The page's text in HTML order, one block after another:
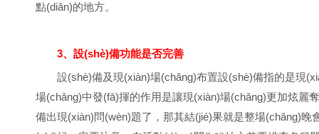
點(diǎn)的地方。
3、設(shè)備功能是否完善
設(shè)備及現(xiàn)場(chǎng)布置設(shè)備指的是現
場(chǎng)中發(fā)揮的作用是讓現(xiàn)場(chǎng)更加炫麗
備出現(xiàn)問(wèn)題了，那其結(jié)果就是整場(chǎng)